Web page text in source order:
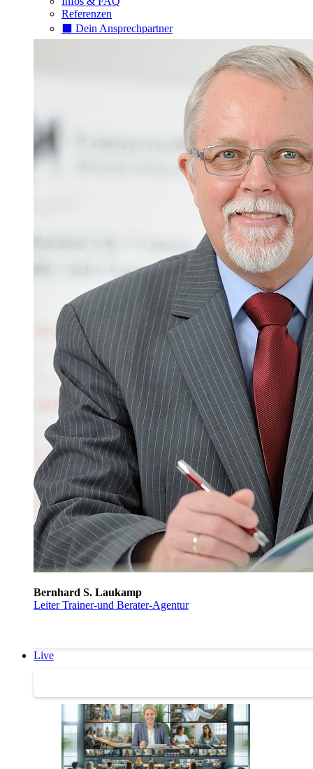
Referenzen
⬛️ Dein Ansprechpartner
Bernhard S. Laukamp
Leiter Trainer-und Berater-Agentur
Live